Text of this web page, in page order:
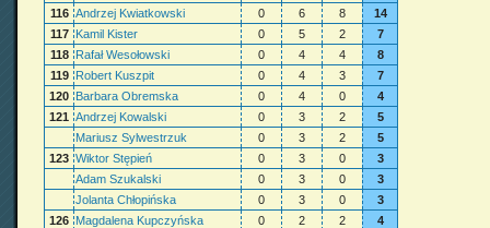
116 Andrzej Kwiatkowski 0 6 8
14
117 Kamil Kister 0 5 2
7
118 Rafał Wesołowski 0 4 4
8
119 Robert Kuszpit 0 4 3
7
120 Barbara Obremska 0 4 0
4
121 Andrzej Kowalski 0 3 2
5
Mariusz Sylwestrzuk
0 3 2
5
123 Wiktor Stępień 0 3 0
3
Adam Szukalski
0 3 0
3
Jolanta Chłopińska
0 3 0
3
126 Magdalena Kupczyńska 0 2 2
4